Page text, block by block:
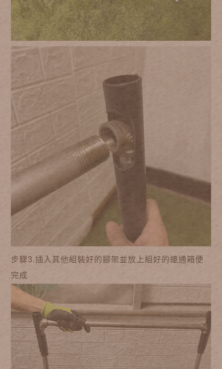
步驟3.插入其他組裝好的腳架並放上組好的連通箱便
完成